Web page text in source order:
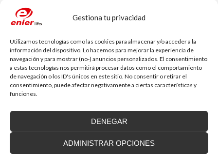
Gestiona tu privacidad
Utilizamos tecnologías como las cookies para almacenar y/o acceder a la
información del dispositivo. Lo hacemos para mejorar la experiencia de
navegación y para mostrar (no-) anuncios personalizados. El consentimiento
a estas tecnologías nos permitirá procesar datos como el comportamiento
de navegación o los ID's únicos en este sitio. No consentir o retirar el
consentimiento, puede afectar negativamente a ciertas características y
funciones.
DENEGAR
ADMINISTRAR OPCIONES
Blog de accesibilidad
La importancia de la accesibilidad
¿Sabías que un 80% de las viviendas de nuestro país no
están adaptadas a...
Instalamos soluciones salvaescaleras para
Nuestra ubicación geográfica cercana a la frontera